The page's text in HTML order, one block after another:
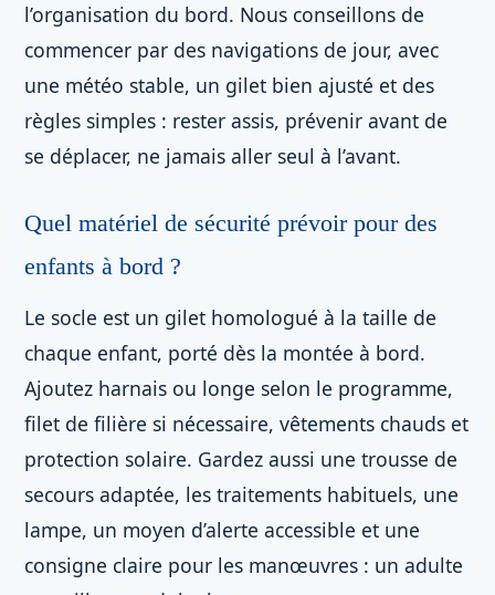
l’organisation du bord. Nous conseillons de
commencer par des navigations de jour, avec
une météo stable, un gilet bien ajusté et des
règles simples : rester assis, prévenir avant de
se déplacer, ne jamais aller seul à l’avant.
Quel matériel de sécurité prévoir pour des
enfants à bord ?
Le socle est un gilet homologué à la taille de
chaque enfant, porté dès la montée à bord.
Ajoutez harnais ou longe selon le programme,
filet de filière si nécessaire, vêtements chauds et
protection solaire. Gardez aussi une trousse de
secours adaptée, les traitements habituels, une
lampe, un moyen d’alerte accessible et une
consigne claire pour les manœuvres : un adulte